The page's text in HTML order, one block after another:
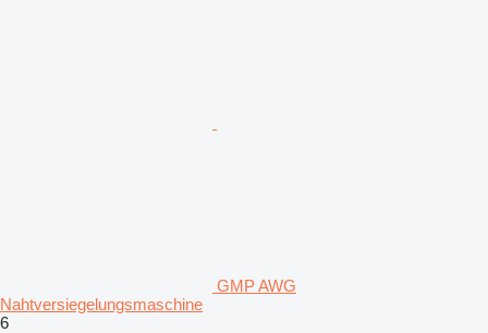
GMP AWG
Nahtversiegelungsmaschine
6